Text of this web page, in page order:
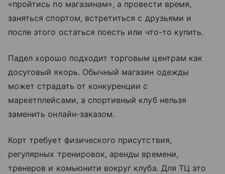
«пройтись по магазинам», а провести время,
заняться спортом, встретиться с друзьями и
после этого остаться поесть или что-то купить.
Падел хорошо подходит торговым центрам как
досуговый якорь. Обычный магазин одежды
может страдать от конкуренции с
маркетплейсами, а спортивный клуб нельзя
заменить онлайн-заказом.
Корт требует физического присутствия,
регулярных тренировок, аренды времени,
тренеров и комьюнити вокруг клуба. Для ТЦ это